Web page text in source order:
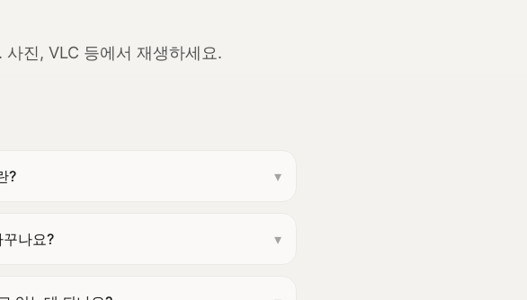
진, VLC 등에서 재생하세요.
? ▾
나요? ▾